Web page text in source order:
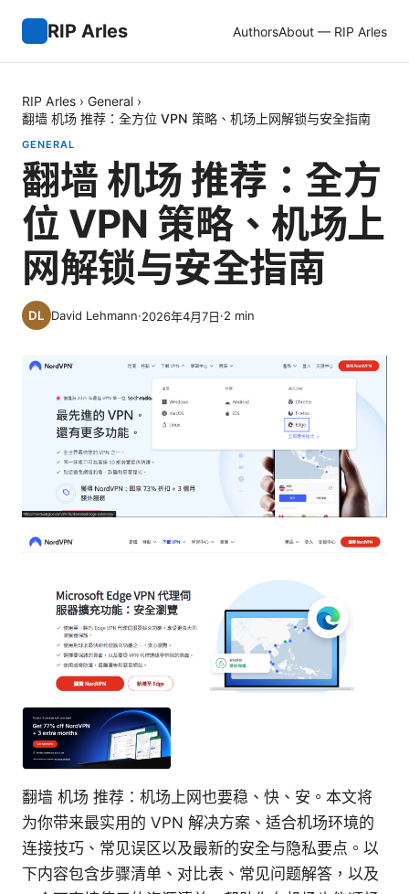
RIP Arles AuthorsAbout — RIP Arles
RIP Arles › General ›
翻墙 机场 推荐：全方位 VPN 策略、机场上网解锁与安全指南
GENERAL
翻墙 机场 推荐：全方
位 VPN 策略、机场上
网解锁与安全指南
David Lehmann·2026年4月7日·2 min
翻墙 机场 推荐：机场上网也要稳、快、安。本文将
为你带来最实用的 VPN 解决方案、适合机场环境的
连接技巧、常见误区以及最新的安全与隐私要点。以
下内容包含步骤清单、对比表、常见问题解答，以及